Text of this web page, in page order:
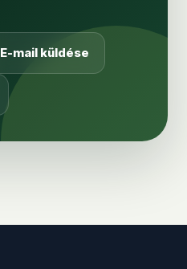
E-mail küldése